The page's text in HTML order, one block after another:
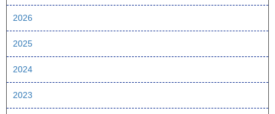
2026
2025
2024
2023